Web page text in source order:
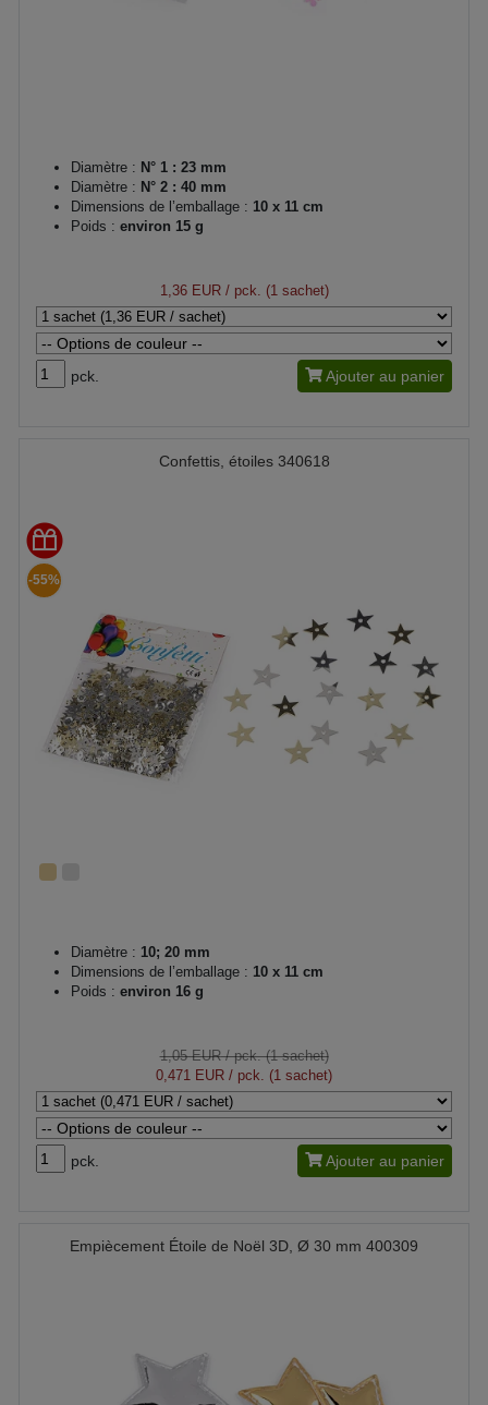
Diamètre : N° 1 : 23 mm
Diamètre : N° 2 : 40 mm
Dimensions de l’emballage : 10 x 11 cm
Poids : environ 15 g
1,36 EUR/ pck. (1 sachet)
pck. Ajouter au panier
Confettis, étoiles 340618
-55%
Diamètre : 10; 20 mm
Dimensions de l’emballage : 10 x 11 cm
Poids : environ 16 g
1,05 EUR/ pck. (1 sachet)
0,471 EUR / pck. (1 sachet)
pck. Ajouter au panier
Empiècement Étoile de Noël 3D, Ø 30 mm 400309